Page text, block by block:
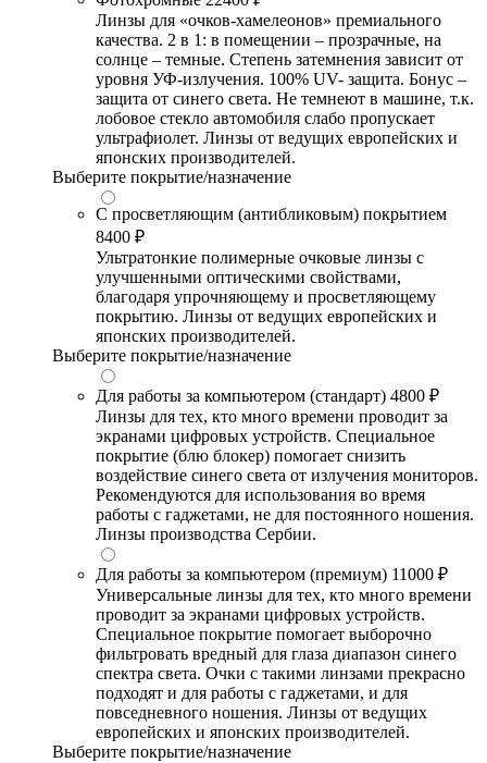
Линзы для «очков-хамелеонов» премиального
качества. 2 в 1: в помещении – прозрачные, на
солнце – темные. Степень затемнения зависит от
уровня УФ-излучения. 100% UV- защита. Бонус –
защита от синего света. Не темнеют в машине, т.к.
лобовое стекло автомобиля слабо пропускает
ультрафиолет. Линзы от ведущих европейских и
японских производителей.
Выберите покрытие/назначение
С просветляющим (антибликовым) покрытием
8400 ₽
Ультратонкие полимерные очковые линзы с
улучшенными оптическими свойствами,
благодаря упрочняющему и просветляющему
покрытию. Линзы от ведущих европейских и
японских производителей.
Выберите покрытие/назначение
Для работы за компьютером (стандарт) 4800 ₽
Линзы для тех, кто много времени проводит за
экранами цифровых устройств. Специальное
покрытие (блю блокер) помогает снизить
воздействие синего света от излучения мониторов.
Рекомендуются для использования во время
работы с гаджетами, не для постоянного ношения.
Линзы производства Сербии.
Для работы за компьютером (премиум) 11000 ₽
Универсальные линзы для тех, кто много времени
проводит за экранами цифровых устройств.
Специальное покрытие помогает выборочно
фильтровать вредный для глаза диапазон синего
спектра света. Очки с такими линзами прекрасно
подходят и для работы с гаджетами, и для
повседневного ношения. Линзы от ведущих
европейских и японских производителей.
Выберите покрытие/назначение